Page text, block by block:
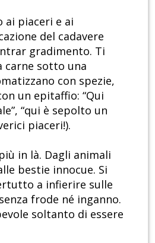
ai piaceri e ai
del cadavere
gradimento. Ti
carne sotto una
con spezie,
un epitaffio: “Qui
“qui è sepolto un
piaceri!).
in là. Dagli animali
bestie innocue. Si
a infierire sulle
frode né inganno.
soltanto di essere